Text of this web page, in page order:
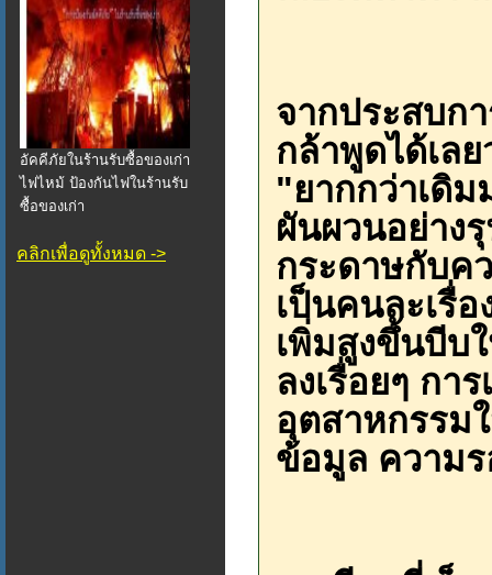
อัคคีภัยในร้านรับซื้อของเก่า
ไฟไหม้ ป้องกันไฟในร้านรับ
ซื้อของเก่า
คลิกเพื่อดูทั้งหมด ->
จากประสบก
กล้าพูดได้เล
"ยากกว่าเดิ
ผันผวนอย่าง
กระดาษกับค
เป็นคนละเรื่
เพิ่มสูงขึ้นบีบ
ลงเรื่อยๆ กา
อุตสาหกรรม
ข้อมูล ความ